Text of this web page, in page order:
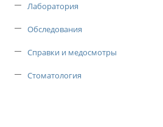
Лаборатория
Обследования
Справки и медосмотры
Стоматология